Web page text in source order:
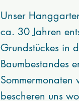
Unser
ca. 30 Jahren
Grundstückes in
Baumbestandes
bescheren uns